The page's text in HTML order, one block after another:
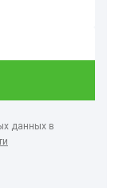
данных в